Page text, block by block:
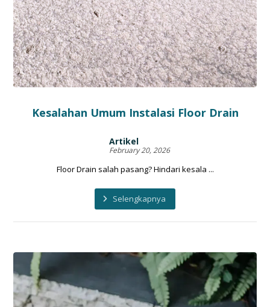
Kesalahan Umum Instalasi Floor Drain
Artikel
February 20, 2026
Floor Drain salah pasang? Hindari kesala ...
Selengkapnya